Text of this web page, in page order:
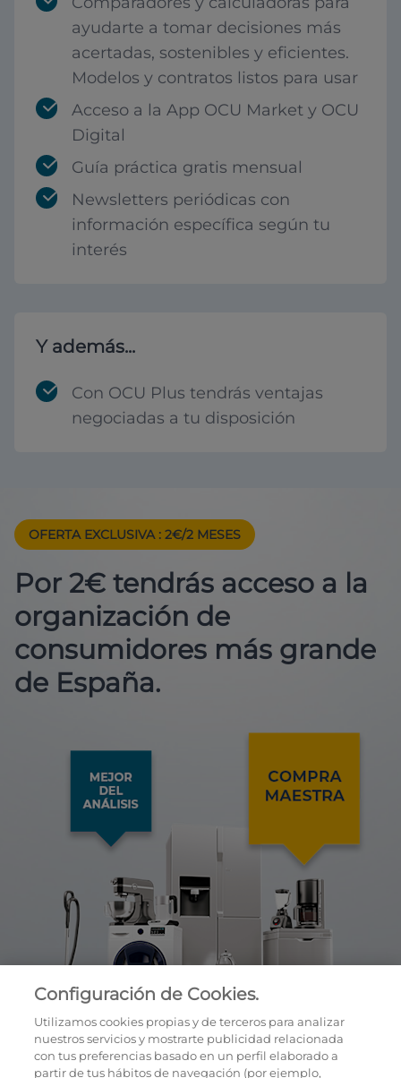
ayudarte a tomar decisiones más
acertadas, sostenibles y eficientes.
Modelos y contratos listos para usar
Acceso a la App OCU Market y OCU
Digital
Guía práctica gratis mensual
Newsletters periódicas con
información específica según tu
interés
Y además...
Con OCU Plus tendrás ventajas
negociadas a tu disposición
OFERTA EXCLUSIVA : 2€/2 MESES
Por 2€ tendrás acceso a la
organización de
consumidores más grande
de España.
Configuración de Cookies.
Utilizamos cookies propias y de terceros para analizar
nuestros servicios y mostrarte publicidad relacionada
con tus preferencias basado en un perfil elaborado a
partir de tus hábitos de navegación (por ejemplo,